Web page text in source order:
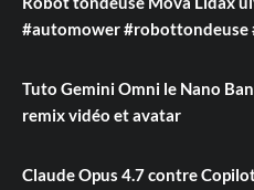
#automower #robottondeuse
Tuto Gemini Omni le Nano
remix vidéo et avatar
Claude Opus 4.7 contre